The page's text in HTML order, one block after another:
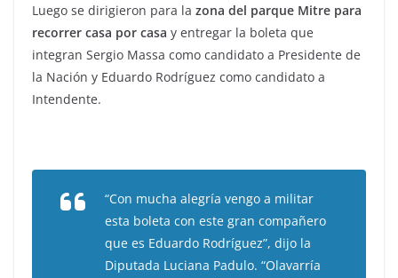
Luego se dirigieron para la zona del parque Mitre para
recorrer casa por casa y entregar la boleta que
integran Sergio Massa como candidato a Presidente de
la Nación y Eduardo Rodríguez como candidato a
Intendente.
“Con mucha alegría vengo a militar
esta boleta con este gran compañero
que es Eduardo Rodríguez”, dijo la
Diputada Luciana Padulo. “Olavarría